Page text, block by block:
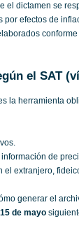
el dictamen se
por efectos de
el SAT
la herramienta
de
el extranjero,
generar el
15 de mayo